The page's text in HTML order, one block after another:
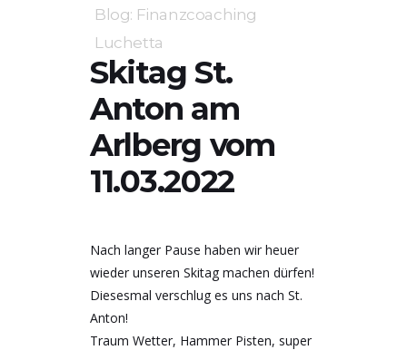
Blog: Finanzcoaching
Luchetta
Skitag St.
Anton am
Arlberg vom
11.03.2022
Nach langer Pause haben wir heuer
wieder unseren Skitag machen dürfen!
Diesesmal verschlug es uns nach St.
Anton!
Traum Wetter, Hammer Pisten, super